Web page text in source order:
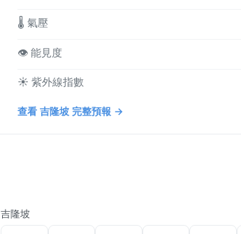
🌡️ 氣壓
👁️ 能見度
☀️ 紫外線指數
查看 吉隆坡 完整預報 →
吉隆坡